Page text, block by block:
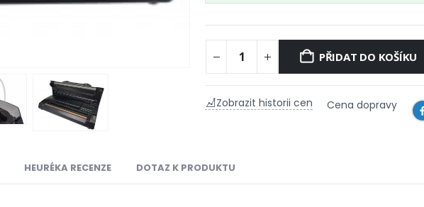
PŘIDAT DO KOŠÍKU
Zobrazit historii cen Cena dopravy
HEURÉKA RECENZE DOTAZ K PRODUKTU